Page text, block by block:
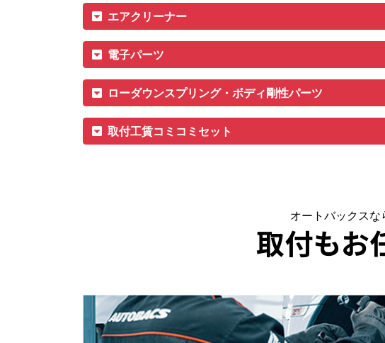
エアクリーナー
電子パーツ
ローダウンスプリング・ボディ剛性パーツ
取付工賃コミコミセット
オートバックスな
取付もお